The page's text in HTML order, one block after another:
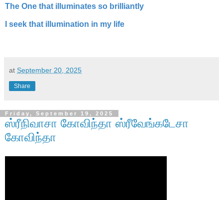
The One that illuminates so brilliantly
I seek that illumination in my life
at September 20, 2025
Share
Friday, September 19, 2025
ஸ்ரீநிவாசா கோவிந்தா ஸ்ரீவேங்கடேசா
கோவிந்தா